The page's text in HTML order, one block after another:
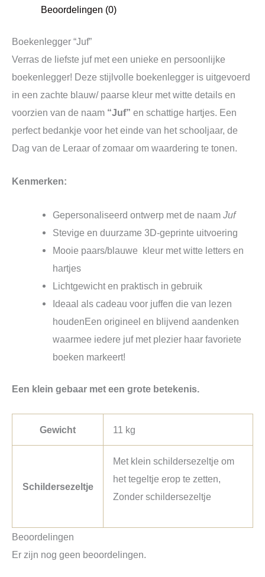
Beoordelingen (0)
Boekenlegger “Juf”
Verras de liefste juf met een unieke en persoonlijke
boekenlegger! Deze stijlvolle boekenlegger is uitgevoerd
in een zachte blauw/ paarse kleur met witte details en
voorzien van de naam “Juf” en schattige hartjes. Een
perfect bedankje voor het einde van het schooljaar, de
Dag van de Leraar of zomaar om waardering te tonen.
Kenmerken:
Gepersonaliseerd ontwerp met de naamJuf
Stevige en duurzame 3D-geprinte uitvoering
Mooie paars/blauwe kleur met witte letters en
hartjes
Lichtgewicht en praktisch in gebruik
Ideaal als cadeau voor juffen die van lezen
houden Een origineel en blijvend aandenken
waarmee iedere juf met plezier haar favoriete
boeken markeert!
Een klein gebaar met een grote betekenis.
Gewicht 11 kg
Schildersezeltje
Met klein schildersezeltje om
het tegeltje erop te zetten,
Zonder schildersezeltje
Beoordelingen
Er zijn nog geen beoordelingen.